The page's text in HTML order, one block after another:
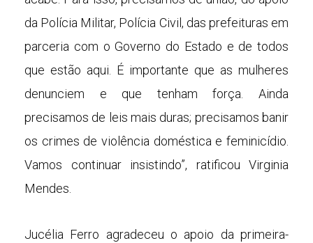
da Polícia Militar, Polícia Civil, das prefeituras em
parceria com o Governo do Estado e de todos
que estão aqui. É importante que as mulheres
denunciem e que tenham força. Ainda
precisamos de leis mais duras; precisamos banir
os crimes de violência doméstica e feminicídio.
Vamos continuar insistindo”, ratificou Virginia
Mendes.
Jucélia Ferro agradeceu o apoio da primeira-